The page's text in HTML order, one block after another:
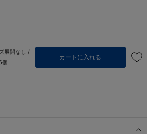
展開なし /
個
カートに入れる